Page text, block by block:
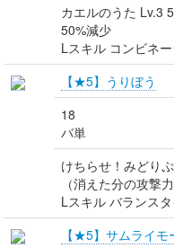
カエルのうた Lv.3
50%減少
Lスキル コンビネ
【★5】うりぼう
18
バ単
けちらせ！みどり
（消えた分の攻撃
Lスキル バランス
【★5】サムライモ